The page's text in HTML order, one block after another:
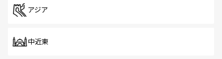
アジア
中近東